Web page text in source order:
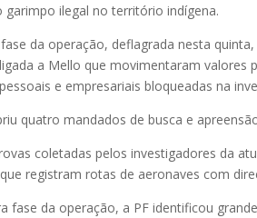
garimpo ilegal no território indígena.
da operação, deflagrada nesta
a Mello que movimentaram valores
e empresariais bloqueadas na
quatro mandados de busca e
coletadas pelos investigadores da
registram rotas de aeronaves com
fase da operação, a PF identificou